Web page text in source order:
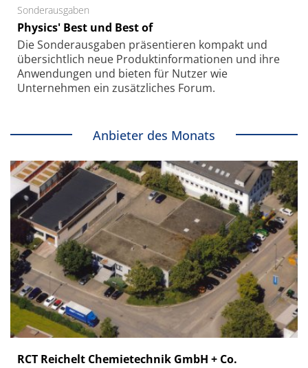
Sonderausgaben
Physics' Best und Best of
Die Sonder­ausgaben präsentieren kompakt und
übersichtlich neue Produkt­informationen und ihre
Anwendungen und bieten für Nutzer wie
Unternehmen ein zusätzliches Forum.
Anbieter des Monats
RCT Reichelt Chemietechnik GmbH + Co.